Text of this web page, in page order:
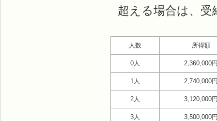
超える場合は、
人数 所得額
0人 2,360,000
1人 2,740,000
2人 3,120,000
3人 3,500,000